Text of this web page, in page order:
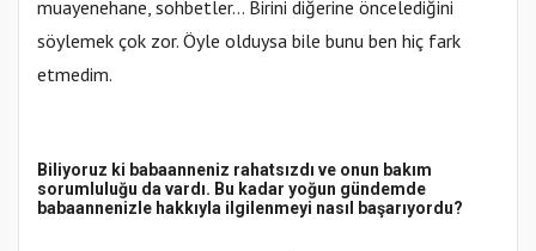
muayenehane, sohbetler… Birini diğerine öncelediğini
söylemek çok zor. Öyle olduysa bile bunu ben hiç fark
etmedim.
Biliyoruz ki babaanneniz rahatsızdı ve onun bakım
sorumluluğu da vardı. Bu kadar yoğun gündemde
babaannenizle hakkıyla ilgilenmeyi nasıl başarıyordu?